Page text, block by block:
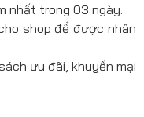
nhất trong 03 ngày.
shop để được nhân
ưu đãi, khuyến mại